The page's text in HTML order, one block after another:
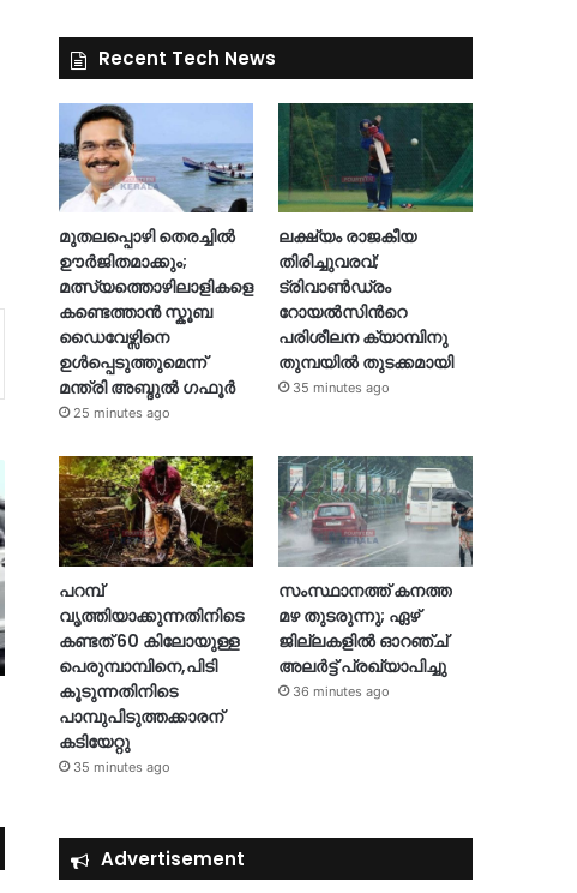
Recent Tech News
മുതലപ്പൊഴി തെരച്ചിൽ
ഊർജിതമാക്കും;
മത്സ്യത്തൊഴിലാളികളെ
കണ്ടെത്താൻ സ്കൂബ
ഡൈവേഴ്സിനെ
ഉൾപ്പെടുത്തുമെന്ന്
മന്ത്രി അബ്ദുൽ ഗഫൂർ
25 minutes ago
ലക്ഷ്യം രാജകീയ
തിരിച്ചുവരവ്;
ട്രിവാൺഡ്രം
റോയൽസിന്‍റെ
പരിശീലന ക്യാമ്പിനു
തുമ്പയില്‍ തുടക്കമായി
35 minutes ago
പറമ്പ്
വൃത്തിയാക്കുന്നതിനിടെ
കണ്ടത് 60 കിലോയുള്ള
പെരുമ്പാമ്പിനെ,പിടി
കൂടുന്നതിനിടെ
പാമ്പുപിടുത്തക്കാരന്
കടിയേറ്റു
35 minutes ago
സംസ്ഥാനത്ത് കനത്ത
മഴ തുടരുന്നു; ഏഴ്
ജില്ലകളിൽ ഓറഞ്ച്
അലർട്ട് പ്രഖ്യാപിച്ചു
36 minutes ago
Advertisement